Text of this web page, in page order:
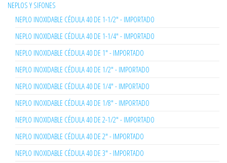
NEPLOS Y SIFONES
NEPLO INOXIDABLE CÉDULA 40 DE 1-1/2" - IMPORTADO
NEPLO INOXIDABLE CÉDULA 40 DE 1-1/4" - IMPORTADO
NEPLO INOXIDABLE CÉDULA 40 DE 1" - IMPORTADO
NEPLO INOXIDABLE CÉDULA 40 DE 1/2" - IMPORTADO
NEPLO INOXIDABLE CÉDULA 40 DE 1/4" - IMPORTADO
NEPLO INOXIDABLE CÉDULA 40 DE 1/8" - IMPORTADO
NEPLO INOXIDABLE CÉDULA 40 DE 2-1/2" - IMPORTADO
NEPLO INOXIDABLE CÉDULA 40 DE 2" - IMPORTADO
NEPLO INOXIDABLE CÉDULA 40 DE 3" - IMPORTADO